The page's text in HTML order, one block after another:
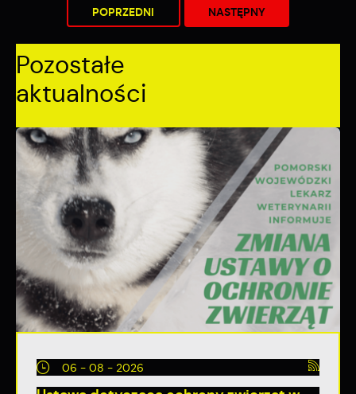
POPRZEDNI NASTĘPNY
Pozostałe
aktualności
06 - 08 - 2026